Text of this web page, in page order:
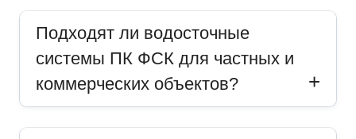
Подходят ли водосточные
системы ПК ФСК для частных и
коммерческих объектов?